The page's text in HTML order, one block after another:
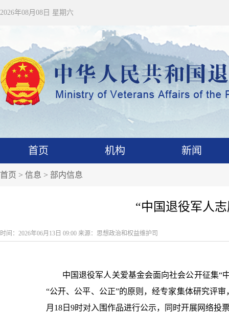
2026年08月08日 星期六
首页 机构 新闻
首页 > 信息 > 部内信息
“中国退役军人
时间：2026年06月13日 09:00 来源：思想政治和权益维护司
中国退役军人关爱基金会面向社会公开征集“
“公开、公平、公正”的原则，经专家集体研究评
月18日9时对入围作品进行公示，同时开展网络投